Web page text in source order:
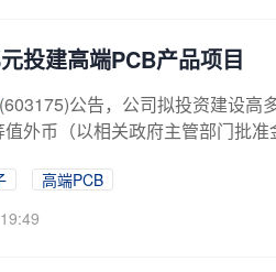
投建高端PCB产品项目
(603175)公告，公司拟投资建设高
外币（以相关政府主管部门批
高端PCB